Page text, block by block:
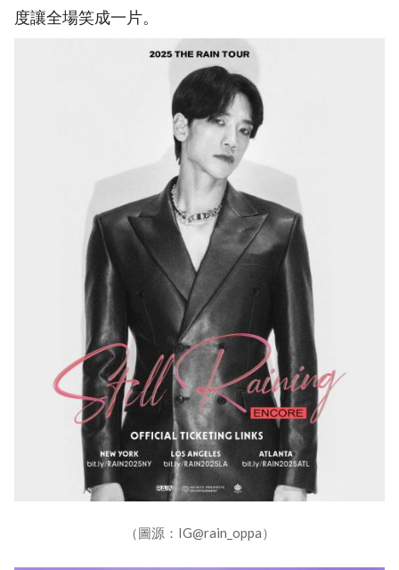
度讓全場笑成一片。
（圖源：IG@rain_oppa）